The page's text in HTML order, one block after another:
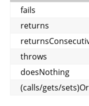
fails
returns
throws
doesNothing
(calls/gets/